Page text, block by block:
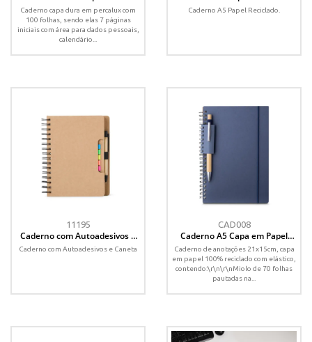
Percalux
Caderno capa dura em percalux com
100 folhas, sendo elas 7 páginas
iniciais com área para dados pessoais,
calendário...
Caderno A5 Papel Reciclado.
11195
Caderno com Autoadesivos e
Caneta
Caderno com Autoadesivos e Caneta
CAD008
Caderno A5 Capa em Papel
Reciclado
Caderno de anotações 21x15cm, capa
em papel 100% reciclado com elástico,
contendo:\r\n\r\nMiolo de 70 folhas
pautadas na...